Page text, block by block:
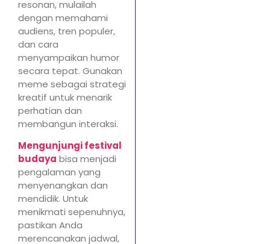
resonan, mulailah
dengan memahami
audiens, tren populer,
dan cara
menyampaikan humor
secara tepat. Gunakan
meme sebagai strategi
kreatif untuk menarik
perhatian dan
membangun interaksi.
Mengunjungi festival
budaya bisa menjadi
pengalaman yang
menyenangkan dan
mendidik. Untuk
menikmati sepenuhnya,
pastikan Anda
merencanakan jadwal,